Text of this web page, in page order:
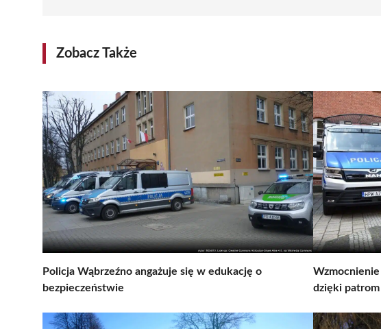
Zobacz Także
Policja Wąbrzeźno angażuje się w edukację o
bezpieczeństwie
dzięki